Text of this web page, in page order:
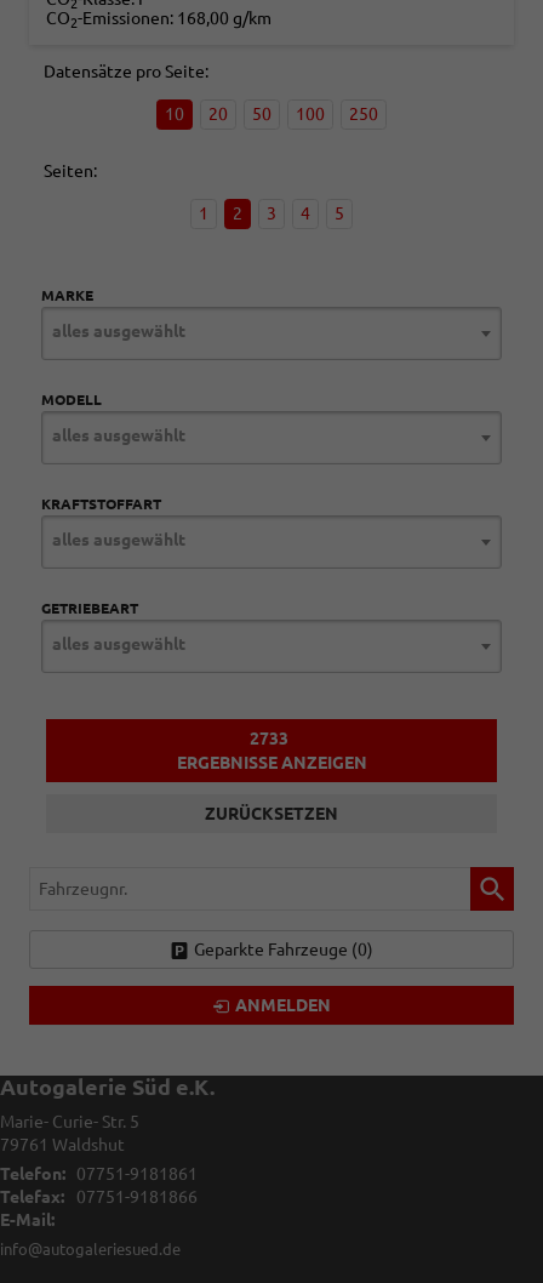
2
CO2-Emissionen: 168,00 g/km
Datensätze pro Seite:
10 20 50 100 250
Seiten:
1 2 3 4 5
MARKE
alles ausgewählt
MODELL
alles ausgewählt
KRAFTSTOFFART
alles ausgewählt
GETRIEBEART
alles ausgewählt
2733
ERGEBNISSE ANZEIGEN
ZURÜCKSETZEN
Fahrzeugnr.
Geparkte Fahrzeuge (0)
ANMELDEN
Autogalerie Süd e.K.
Marie- Curie- Str. 5
79761 Waldshut
Telefon:
07751-9181861
Telefax:
07751-9181866
E-Mail:
info@autogaleriesued.de